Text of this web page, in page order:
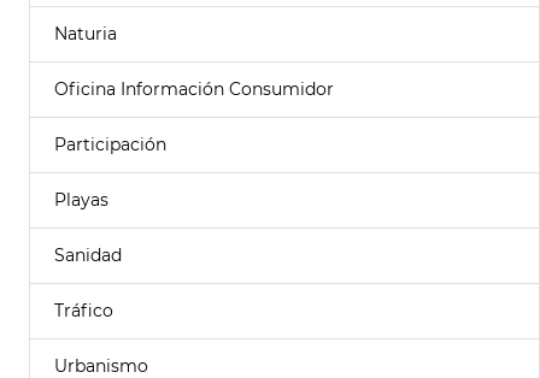
Naturia
Oficina Información Consumidor
Participación
Playas
Sanidad
Tráfico
Urbanismo